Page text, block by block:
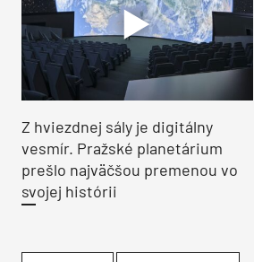
Z hviezdnej sály je digitálny
vesmír. Pražské planetárium
prešlo najväčšou premenou vo
svojej histórii